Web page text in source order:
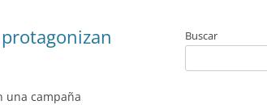
una campaña
Buscar